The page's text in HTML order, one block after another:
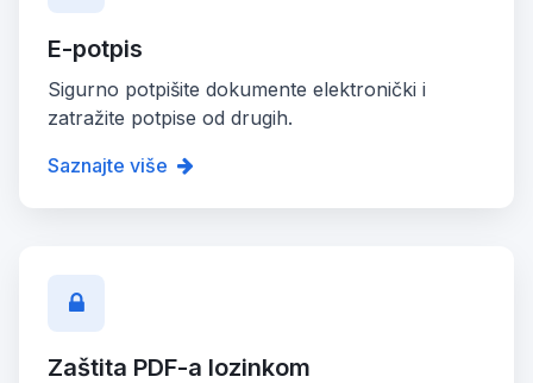
E-potpis
Sigurno potpišite dokumente elektronički i
zatražite potpise od drugih.
Saznajte više
Zaštita PDF-a lozinkom